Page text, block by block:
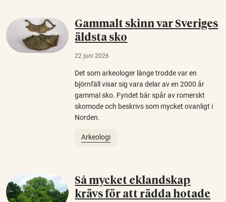
Gammalt skinn var Sveriges
äldsta sko
22 juni 2026
Det som arkeologer länge trodde var en
björnfäll visar sig vara delar av en 2000 år
gammal sko. Fyndet bär spår av romerskt
skomode och beskrivs som mycket ovanligt i
Norden.
Arkeologi
Så mycket eklandskap
krävs för att rädda hotade